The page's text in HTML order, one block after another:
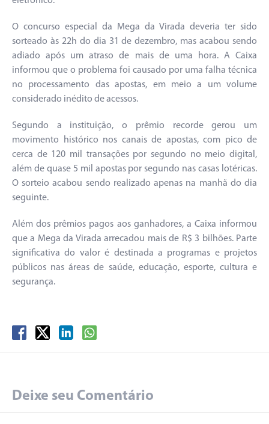
O concurso especial da Mega da Virada deveria ter sido
sorteado às 22h do dia 31 de dezembro, mas acabou sendo
adiado após um atraso de mais de uma hora. A Caixa
informou que o problema foi causado por uma falha técnica
no processamento das apostas, em meio a um volume
considerado inédito de acessos.
Segundo a instituição, o prêmio recorde gerou um
movimento histórico nos canais de apostas, com pico de
cerca de 120 mil transações por segundo no meio digital,
além de quase 5 mil apostas por segundo nas casas lotéricas.
O sorteio acabou sendo realizado apenas na manhã do dia
seguinte.
Além dos prêmios pagos aos ganhadores, a Caixa informou
que a Mega da Virada arrecadou mais de R$ 3 bilhões. Parte
significativa do valor é destinada a programas e projetos
públicos nas áreas de saúde, educação, esporte, cultura e
segurança.
Deixe seu Comentário